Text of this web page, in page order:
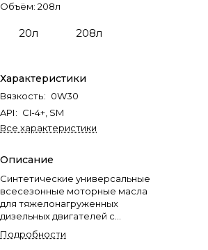
Объём: 208л
20л 208л
Характеристики
Вязкость: 0W30
API: CI-4+, SM
Все характеристики
Описание
Cинтетические универсальные
всесезонные моторные масла
для тяжелонагруженных
дизельных двигателей с
турбонаддувом современного
коммерческого
Подробности